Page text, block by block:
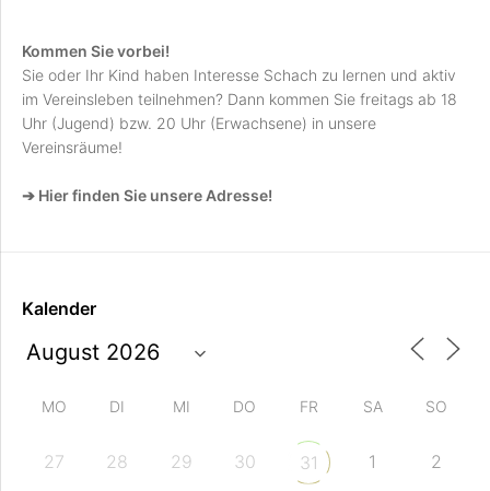
Kommen Sie vorbei!
Sie oder Ihr Kind haben Interesse Schach zu lernen und aktiv
im Vereinsleben teilnehmen? Dann kommen Sie freitags ab 18
Uhr (Jugend) bzw. 20 Uhr (Erwachsene) in unsere
Vereinsräume!
➔ Hier finden Sie unsere Adresse!
Kalender
MO DI MI DO FR SA SO
27 28 29 30 31 1 2